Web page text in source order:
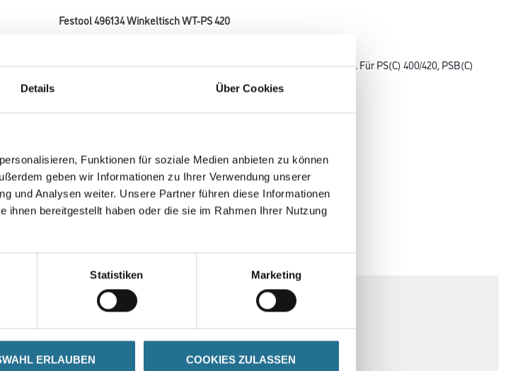
Details Über Cookies
Funktionen für soziale Medien anbieten zu können
geben wir Informationen zu Ihrer Verwendung unserer
und Analysen weiter. Unsere Partner führen diese Informationen
ihnen bereitgestellt haben oder die sie im Rahmen Ihrer Nutzung
Statistiken Marketing
ERLAUBEN COOKIES ZULASSEN
Festool 496134 Winkeltisch WT-PS 420
Für Winkelschnitte von +45° bis -45°. Stufenlose Winkeleinstellung. Für PS(C) 400/420, PSB(C)
ZUSATZINFOS GEFAHRENHINWEISE